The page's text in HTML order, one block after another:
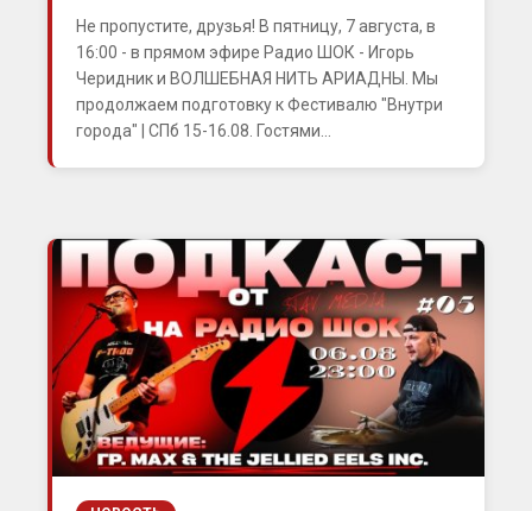
Не пропустите, друзья! В пятницу, 7 августа, в
16:00 - в прямом эфире Радио ШОК - Игорь
Черидник и ВОЛШЕБНАЯ НИТЬ АРИАДНЫ. Мы
продолжаем подготовку к Фестивалю "Внутри
города" | СПб 15-16.08. Гостями...